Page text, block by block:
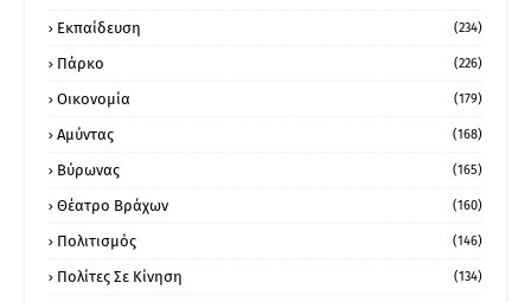
Εκπαίδευση (234)
Πάρκο (226)
Οικονομία (179)
Αμύντας (168)
Βύρωνας (165)
Θέατρο Βράχων (160)
Πολιτισμός (146)
Πολίτες Σε Κίνηση (134)